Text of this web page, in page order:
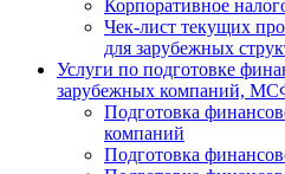
Корпоративное
Чек-лист текущих
для зарубежных
Услуги по подготовке
зарубежных компаний,
Подготовка
компаний
Подготовка